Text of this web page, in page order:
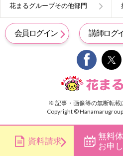
花まるグループその他部門
会員ログイン 講師ログ

※ 記事・画像等の無断転
Copyright ©
資料請求
無料
お申